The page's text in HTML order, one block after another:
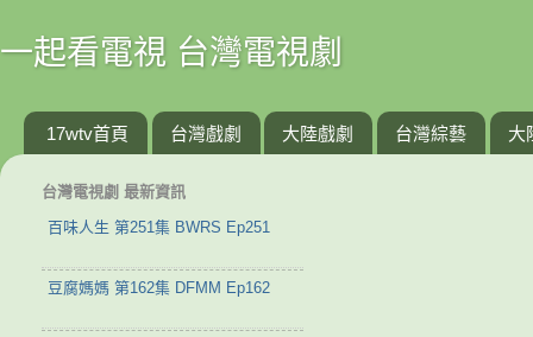
一起看電視 台灣電視劇
17wtv首頁 台灣戲劇 大陸戲劇 台灣綜藝 大
台灣電視劇 最新資訊
百味人生 第251集 BWRS Ep251
豆腐媽媽 第162集 DFMM Ep162